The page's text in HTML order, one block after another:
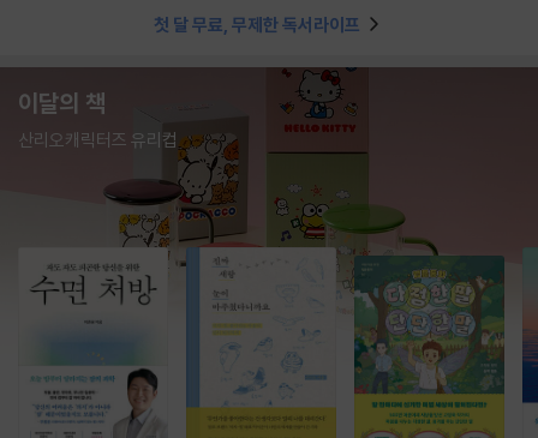
첫 달 무료, 무제한 독서라이프
이달의 책
산리오캐릭터즈 유리컵